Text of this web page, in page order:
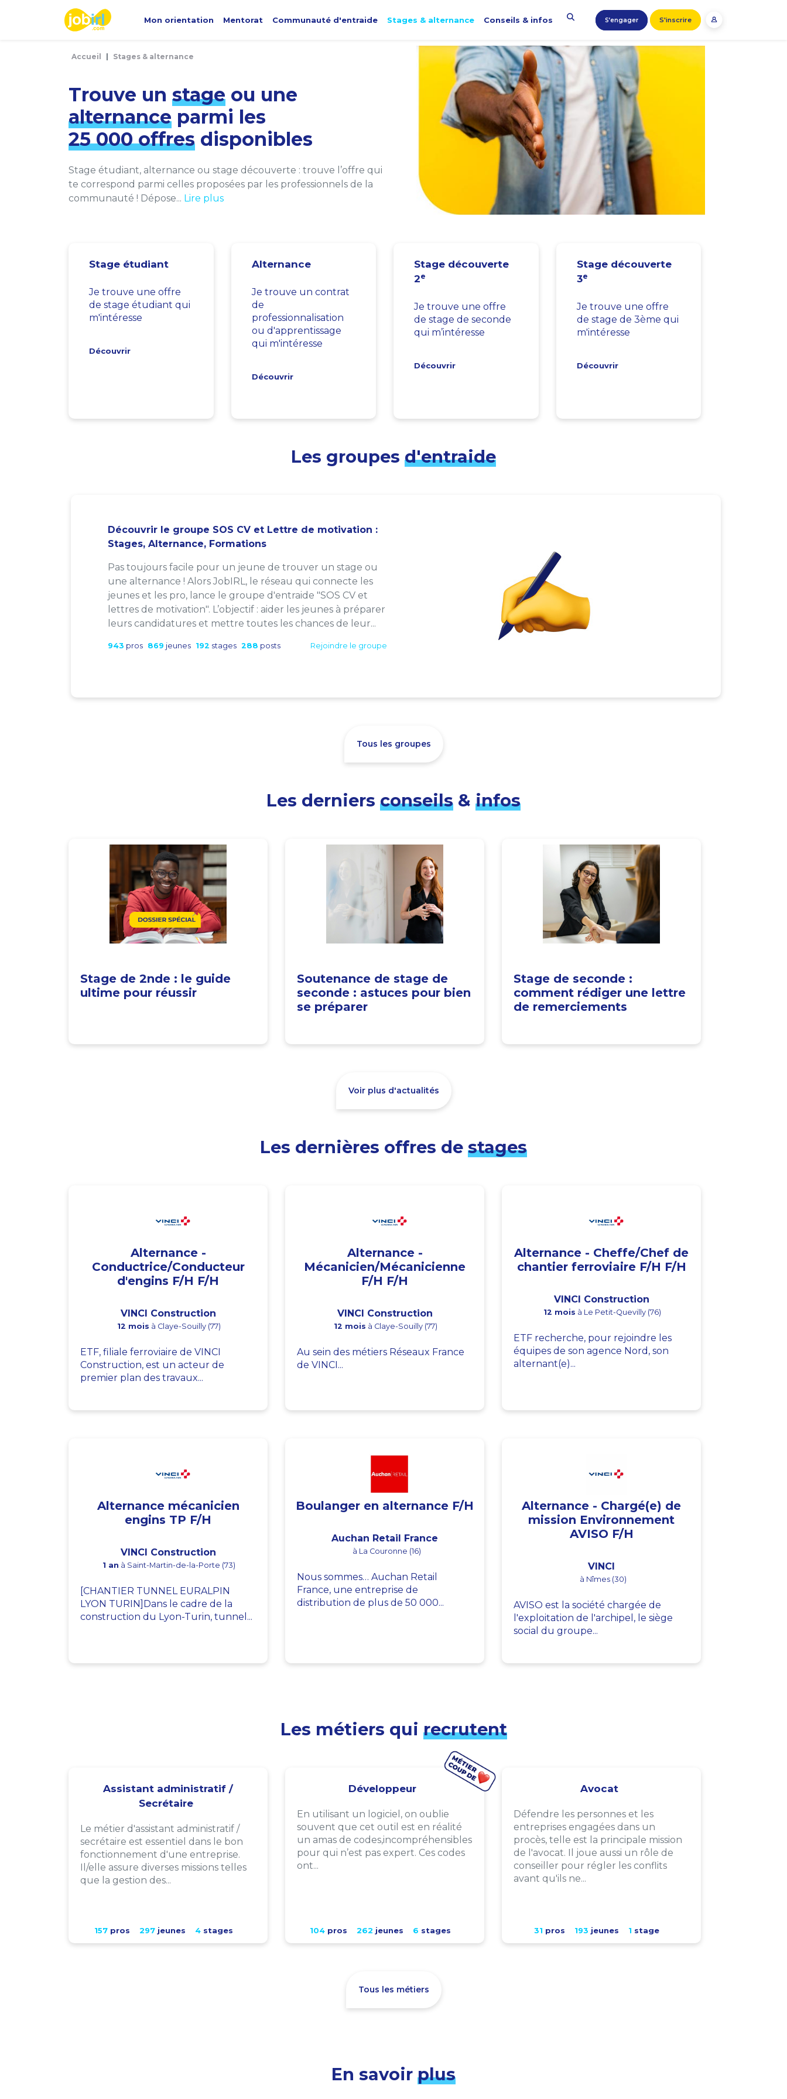
Mon orientation Mentorat Communauté d'entraide Stages & alternance Conseils & infos S’engager S'inscrire
Accueil Stages & alternance
Trouve un stage ou une
alternance parmi les
25 000 offres disponibles
Stage étudiant, alternance ou stage découverte : trouve l’offre qui
te correspond parmi celles proposées par les professionnels de la
communauté ! Dépose... Lire plus
Stage étudiant
Je trouve une offre
de stage étudiant qui
m'intéresse
Découvrir
Alternance
Je trouve un contrat
de
professionnalisation
ou d'apprentissage
qui m'intéresse
Découvrir
Stage découverte
2e
Je trouve une offre
de stage de seconde
qui m’intéresse
Découvrir
Stage découverte
3e
Je trouve une offre
de stage de 3ème qui
m'intéresse
Découvrir
Les groupes d'entraide
Découvrir le groupe SOS CV et Lettre de motivation :
Stages, Alternance, Formations
Pas toujours facile pour un jeune de trouver un stage ou
une alternance ! Alors JobIRL, le réseau qui connecte les
jeunes et les pro, lance le groupe d'entraide "SOS CV et
lettres de motivation". L’objectif : aider les jeunes à préparer
leurs candidatures et mettre toutes les chances de leur...
943 pros 869 jeunes 192 stages 288 posts Rejoindre le groupe
Tous les groupes
Les derniers conseils & infos
Stage de 2nde : le guide
ultime pour réussir
Soutenance de stage de
seconde : astuces pour bien
se préparer
Stage de seconde :
comment rédiger une lettre
de remerciements
Voir plus d'actualités
Les dernières offres de stages
Alternance -
Conductrice/Conducteur
d'engins F/H F/H
VINCI Construction
12 mois à Claye-Souilly (77)
ETF, filiale ferroviaire de VINCI
Construction, est un acteur de
premier plan des travaux...
Alternance -
Mécanicien/Mécanicienne
F/H F/H
VINCI Construction
12 mois à Claye-Souilly (77)
Au sein des métiers Réseaux France
de VINCI...
Alternance - Cheffe/Chef de
chantier ferroviaire F/H F/H
VINCI Construction
12 mois à Le Petit-Quevilly (76)
ETF recherche, pour rejoindre les
équipes de son agence Nord, son
alternant(e)...
Alternance mécanicien
engins TP F/H
VINCI Construction
1 an à Saint-Martin-de-la-Porte (73)
[CHANTIER TUNNEL EURALPIN
LYON TURIN]Dans le cadre de la
construction du Lyon-Turin, tunnel...
Boulanger en alternance F/H
Auchan Retail France
à La Couronne (16)
Nous sommes… Auchan Retail
France, une entreprise de
distribution de plus de 50 000...
Alternance - Chargé(e) de
mission Environnement
AVISO F/H
VINCI
à Nîmes (30)
AVISO est la société chargée de
l'exploitation de l'archipel, le siège
social du groupe...
Les métiers qui recrutent
Assistant administratif /
Secrétaire
Le métier d'assistant administratif /
secrétaire est essentiel dans le bon
fonctionnement d'une entreprise.
Il/elle assure diverses missions telles
que la gestion des...
157pros 297jeunes 4stages
Développeur
En utilisant un logiciel, on oublie
souvent que cet outil est en réalité
un amas de codes,incompréhensibles
pour qui n’est pas expert. Ces codes
ont...
104pros 262 jeunes 6 stages
Avocat
Défendre les personnes et les
entreprises engagées dans un
procès, telle est la principale mission
de l'avocat. Il joue aussi un rôle de
conseiller pour régler les conflits
avant qu'ils ne...
31 pros 193 jeunes 1 stage
Tous les métiers
En savoir plus
Panneau de gestion des cookies